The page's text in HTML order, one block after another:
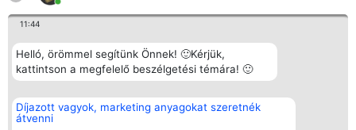
11:44
Helló, örömmel segítünk Önnek! 🙂Kérjük,
kattintson a megfelelő beszélgetési témára! 🙂
Díjazott vagyok, marketing anyagokat szeretnék
átvenni
Rangsorszervező
SC Beautiful Company S.R.L.
Bulevardul Aleea Timișul De
Népszavazás
Nyertesek
Elérhetőség
Elérhetőség